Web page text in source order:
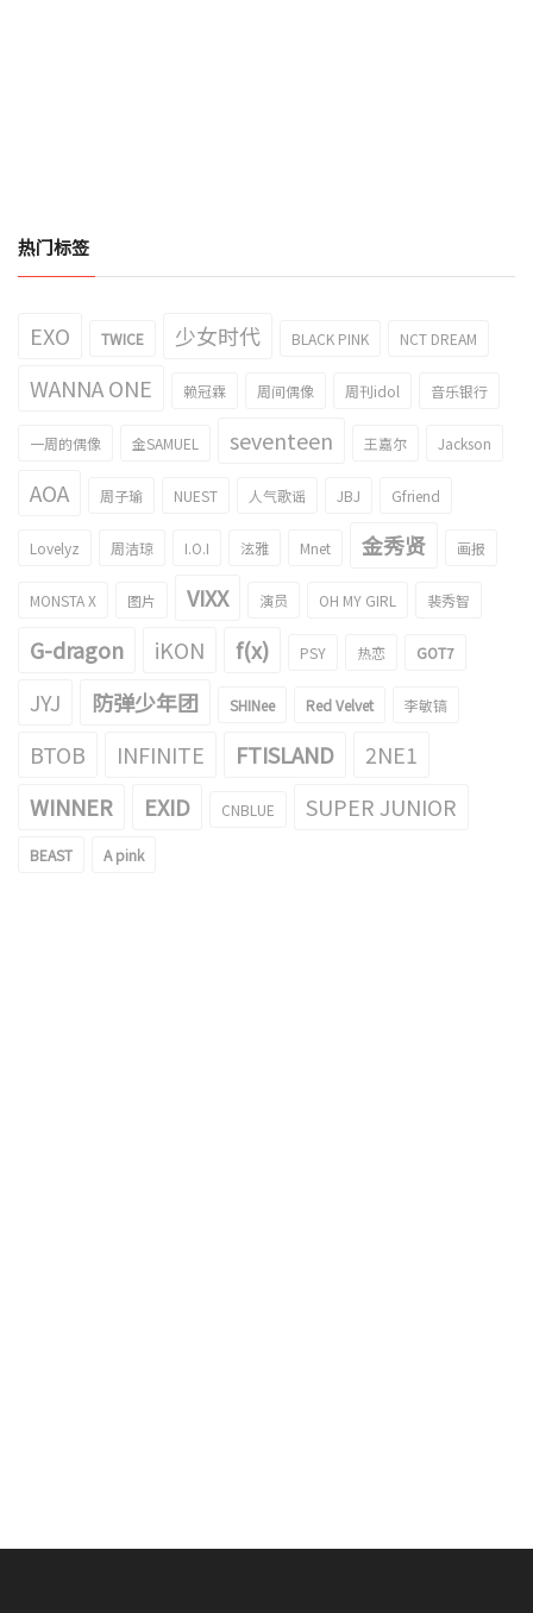
热门标签
EXO TWICE 少女时代 BLACK PINK NCT DREAM
WANNA ONE 赖冠霖 周间偶像 周刊idol 音乐银行
一周的偶像 金SAMUEL seventeen 王嘉尔 Jackson
AOA 周子瑜 NUEST 人气歌谣 JBJ Gfriend
Lovelyz 周洁琼 I.O.I 泫雅 Mnet 金秀贤 画报
MONSTA X 图片 VIXX 演员 OH MY GIRL 裴秀智
G-dragon iKON f(x) PSY 热恋 GOT7
JYJ 防弹少年团 SHINee Red Velvet 李敏镐
BTOB INFINITE FTISLAND
2NE1
WINNER
EXID CNBLUE SUPER JUNIOR
BEAST A pink